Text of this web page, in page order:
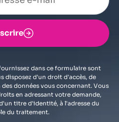
dans ce formulaire sont
disposez d'un droit d'accès, de
données vous concernant. Vous
en adressant votre demande,
titre d'identité, à l'adresse du
du traitement.